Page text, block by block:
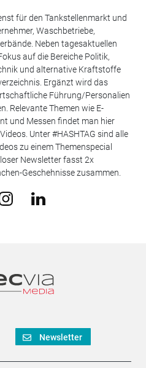
für den Tankstellenmarkt und
Waschbetriebe,
Neben tagesaktuellen
auf die Bereiche Politik,
und alternative Kraftstoffe
Ergänzt wird das
Führung/Personalien
Relevante Themen wie E-
und Messen findet man hier
Unter #HASHTAG sind alle
zu einem Themenspecial
Newsletter fasst 2x
Geschehnisse zusammen.
Newsletter